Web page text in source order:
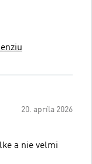
20. apríla 2026
a nie velmi